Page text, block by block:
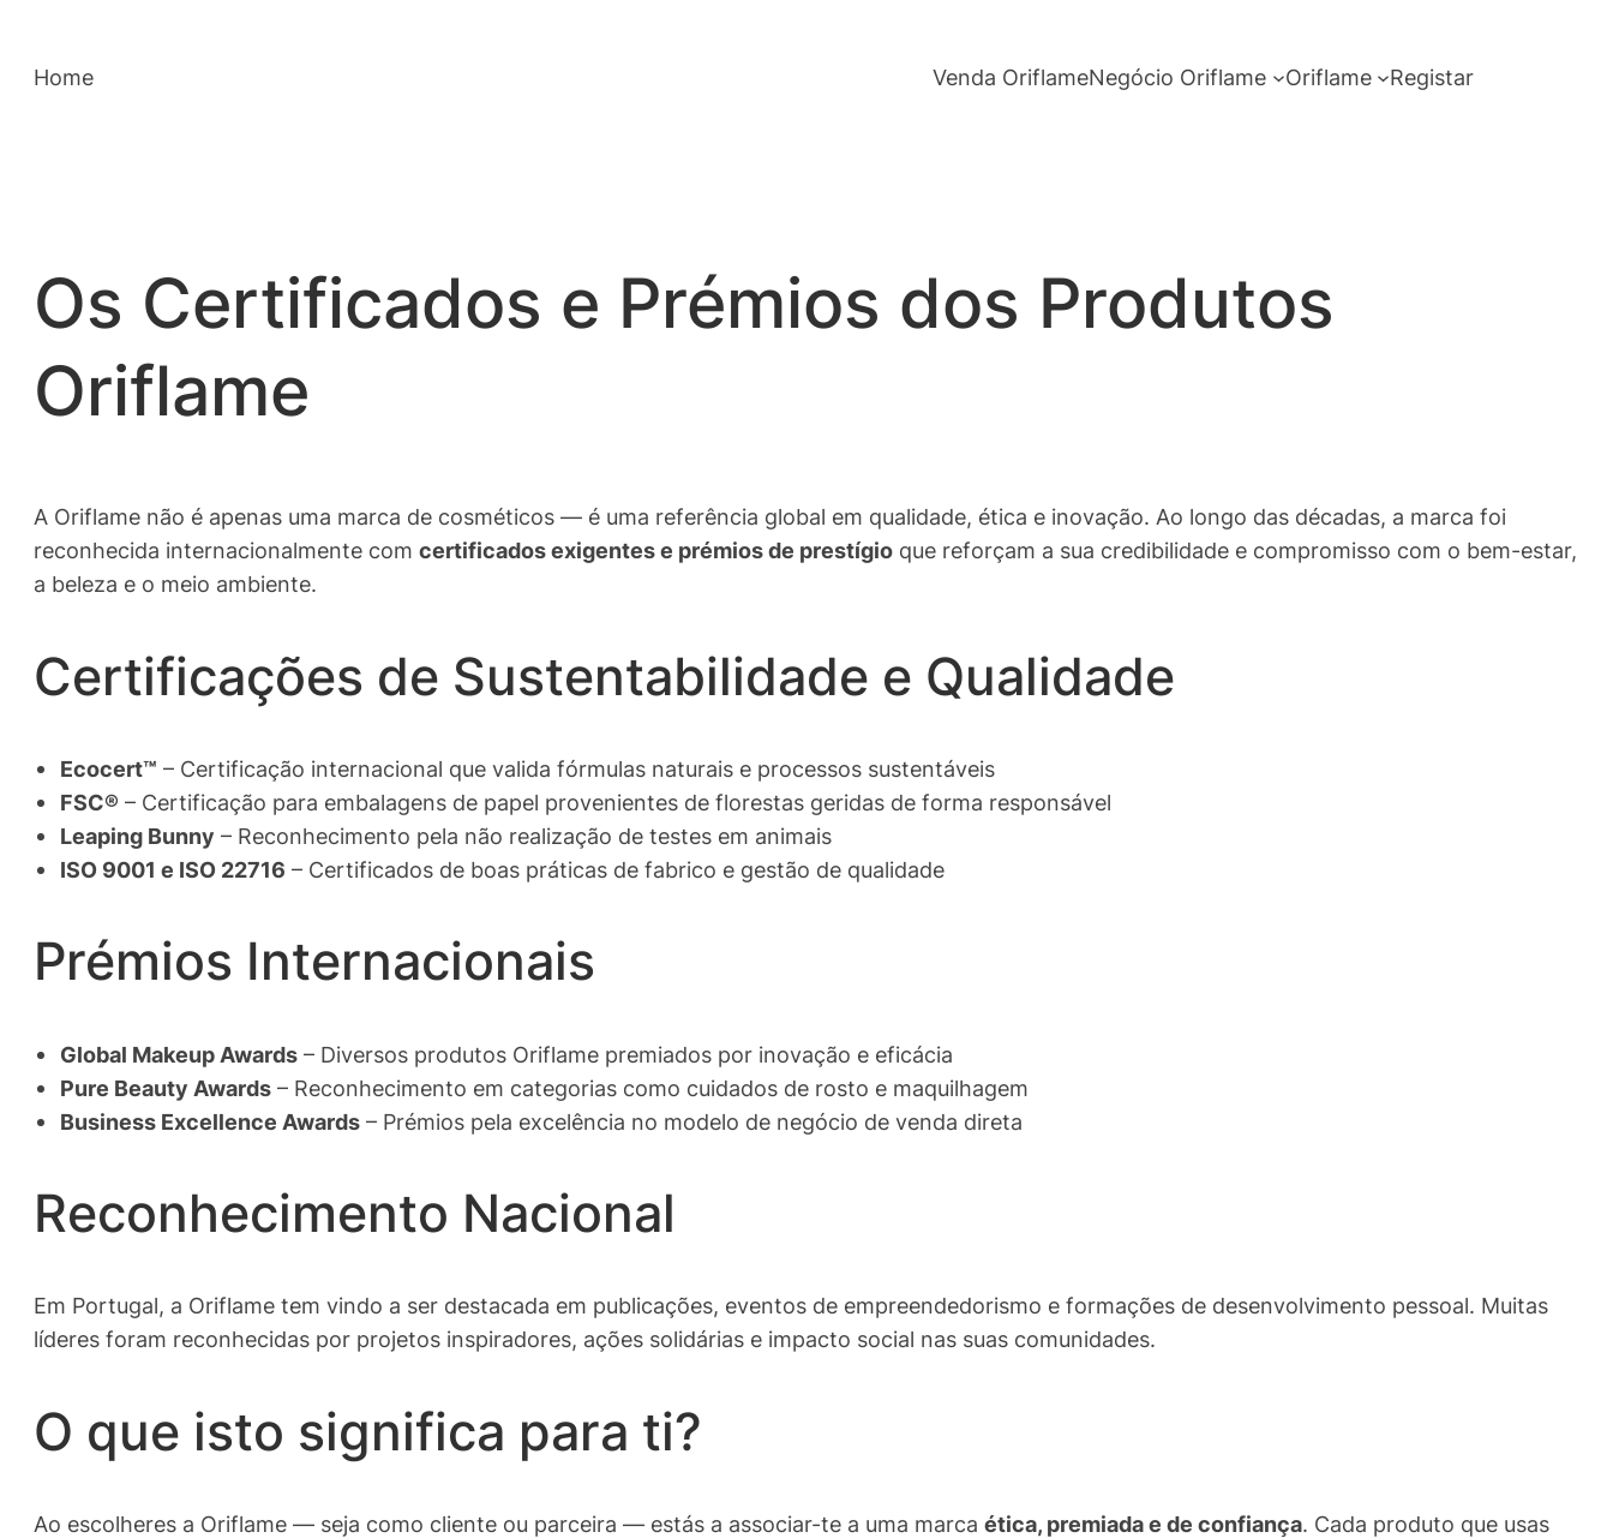
Home Venda OriflameNegócio Oriflame Oriflame Registar
Os Certificados e Prémios dos Produtos
Oriflame
A Oriflame não é apenas uma marca de cosméticos — é uma referência global em qualidade, ética e inovação. Ao longo das décadas, a marca foi
reconhecida internacionalmente com certificados exigentes e prémios de prestígio que reforçam a sua credibilidade e compromisso com o bem-estar,
a beleza e o meio ambiente.
Certificações de Sustentabilidade e Qualidade
Ecocert™ – Certificação internacional que valida fórmulas naturais e processos sustentáveis
FSC® – Certificação para embalagens de papel provenientes de florestas geridas de forma responsável
Leaping Bunny – Reconhecimento pela não realização de testes em animais
ISO 9001 e ISO 22716 – Certificados de boas práticas de fabrico e gestão de qualidade
Prémios Internacionais
Global Makeup Awards – Diversos produtos Oriflame premiados por inovação e eficácia
Pure Beauty Awards – Reconhecimento em categorias como cuidados de rosto e maquilhagem
Business Excellence Awards – Prémios pela excelência no modelo de negócio de venda direta
Reconhecimento Nacional
Em Portugal, a Oriflame tem vindo a ser destacada em publicações, eventos de empreendedorismo e formações de desenvolvimento pessoal. Muitas
líderes foram reconhecidas por projetos inspiradores, ações solidárias e impacto social nas suas comunidades.
O que isto significa para ti?
Ao escolheres a Oriflame — seja como cliente ou parceira — estás a associar-te a uma marca ética, premiada e de confiança. Cada produto que usas